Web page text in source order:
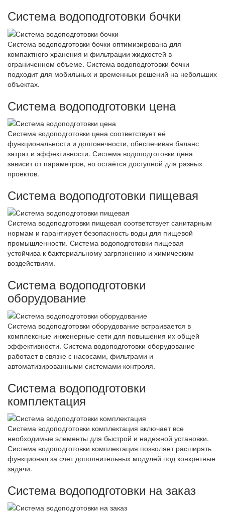
Система водоподготовки бочки
Система водоподготовки бочки оптимизирована для
компактного хранения и фильтрации жидкостей в
ограниченном объеме. Система водоподготовки бочки
подходит для мобильных и временных решений на небольших
объектах.
Система водоподготовки цена
Система водоподготовки цена соответствует её
функциональности и долговечности, обеспечивая баланс
затрат и эффективности. Система водоподготовки цена
зависит от параметров, но остаётся доступной для разных
проектов.
Система водоподготовки пищевая
Система водоподготовки пищевая соответствует санитарным
нормам и гарантирует безопасность воды для пищевой
промышленности. Система водоподготовки пищевая
устойчива к бактериальному загрязнению и химическим
воздействиям.
Система водоподготовки
оборудование
Система водоподготовки оборудование встраивается в
комплексные инженерные сети для повышения их общей
эффективности. Система водоподготовки оборудование
работает в связке с насосами, фильтрами и
автоматизированными системами контроля.
Система водоподготовки
комплектация
Система водоподготовки комплектация включает все
необходимые элементы для быстрой и надежной установки.
Система водоподготовки комплектация позволяет расширять
функционал за счет дополнительных модулей под конкретные
задачи.
Система водоподготовки на заказ